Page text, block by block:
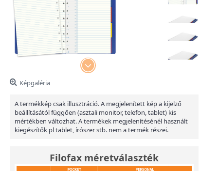
Képgaléria
A termékkép csak illusztráció. A megjelenített kép a kijelző
beállításától függően (asztali monitor, telefon, tablet) kis
mértékben változhat. A termékek megjelenítésénél használt
kiegészítők pl tablet, írószer stb. nem a termék részei.
Filofax méretválaszték